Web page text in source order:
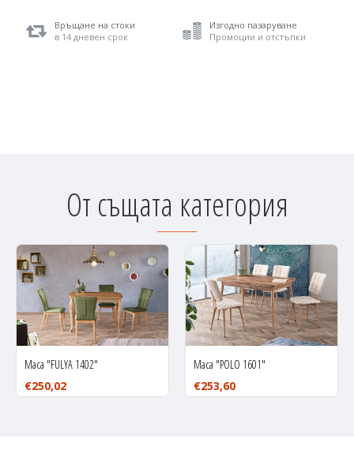
Връщане на стоки
в 14 дневен срок
Изгодно пазаруване
Промоции и отстъпки
От същата категория
Маса "FULYA 1402"
€250,02
Маса "POLO 1601"
€253,60